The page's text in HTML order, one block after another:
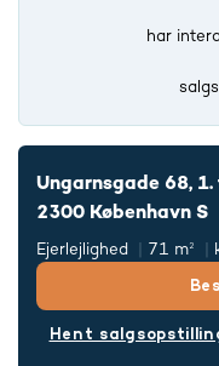
har
Ungarnsgade 68, 1.
2300 København S
Ejerlejlighed 71 m²
Hent